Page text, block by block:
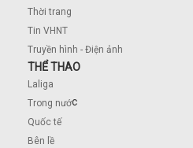
Thời trang
Tin VHNT
Truyền hình - Điện ảnh
THỂ THAO
Laliga
Trong nước
Quốc tế
Bên lề